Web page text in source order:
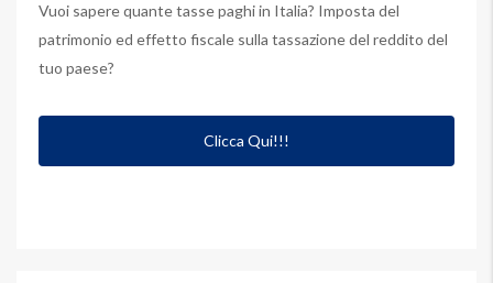
Vuoi sapere quante tasse paghi in Italia? Imposta del
patrimonio ed effetto fiscale sulla tassazione del reddito del
tuo paese?
Clicca Qui!!!